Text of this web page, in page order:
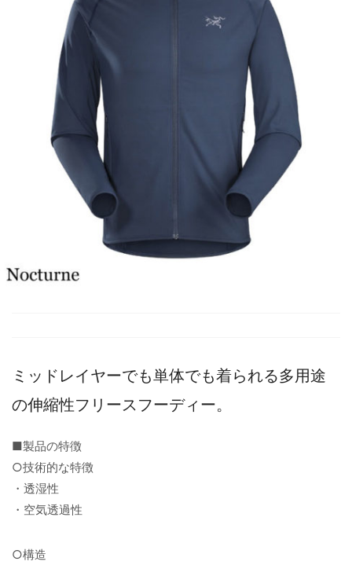
ミッドレイヤーでも単体でも着られる多用途
の伸縮性フリースフーディー。
■製品の特徴
○技術的な特徴
・透湿性
・空気透過性
○構造